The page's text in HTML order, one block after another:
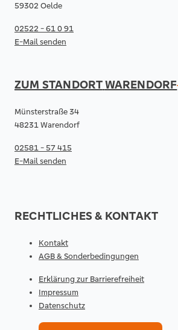
59302 Oelde
02522 - 61 0 91
E-Mail senden
ZUM STANDORTWARENDORF
Münsterstraße 34
48231 Warendorf
02581 - 57 415
E-Mail senden
RECHTLICHES & KONTAKT
Kontakt
AGB & Sonderbedingungen
Erklärung zur Barrierefreiheit
Impressum
Datenschutz